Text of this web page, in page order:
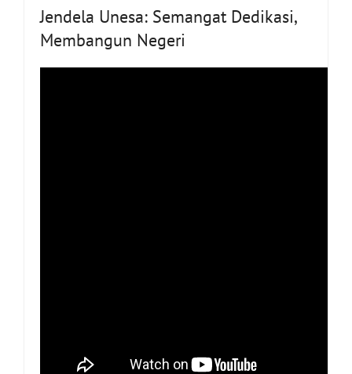
Jendela Unesa: Semangat Dedikasi,
Membangun Negeri